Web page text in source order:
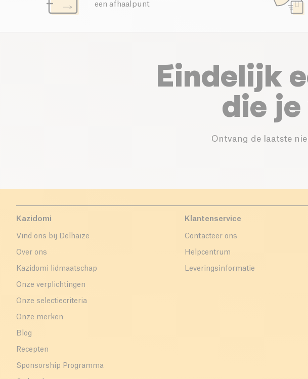
een afhaalpunt
Eindelijk
die
Ontvang de laatste
Kazidomi
Vind ons bij Delhaize
Over ons
Kazidomi lidmaatschap
Onze verplichtingen
Onze selectiecriteria
Onze merken
Blog
Recepten
Sponsorship Programma
Klantenservice
Contacteer ons
Helpcentrum
Leveringsinformatie